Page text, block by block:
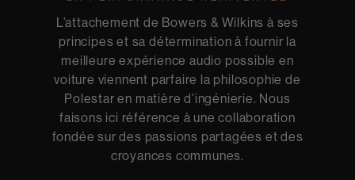
L’attachement de Bowers & Wilkins à ses
principes et sa détermination à fournir la
meilleure expérience audio possible en
voiture viennent parfaire la philosophie de
Polestar en matière d’ingénierie. Nous
faisons ici référence à une collaboration
fondée sur des passions partagées et des
croyances communes.